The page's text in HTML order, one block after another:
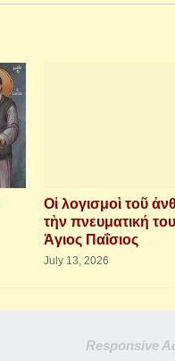
Οἱ λογισμοὶ τοῦ
τὴν πνευματική
Ἁγιος Παΐσιος
July 13, 2026
Responsive